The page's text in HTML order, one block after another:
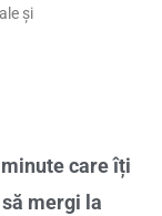
și
care îți
mergi la